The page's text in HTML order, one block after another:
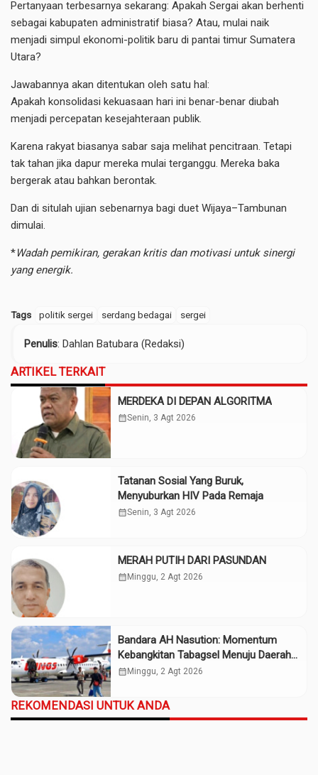
Pertanyaan terbesarnya sekarang: Apakah Sergai akan berhenti
sebagai kabupaten administratif biasa? Atau, mulai naik
menjadi simpul ekonomi-politik baru di pantai timur Sumatera
Utara?
Jawabannya akan ditentukan oleh satu hal:
Apakah konsolidasi kekuasaan hari ini benar-benar diubah
menjadi percepatan kesejahteraan publik.
Karena rakyat biasanya sabar saja melihat pencitraan. Tetapi
tak tahan jika dapur mereka mulai terganggu. Mereka baka
bergerak atau bahkan berontak.
Dan di situlah ujian sebenarnya bagi duet Wijaya–Tambunan
dimulai.
*Wadah pemikiran, gerakan kritis dan motivasi untuk sinergi
yang energik.
Tags politik sergei serdang bedagai sergei
Penulis: Dahlan Batubara (Redaksi)
ARTIKEL TERKAIT
MERDEKA DI DEPAN ALGORITMA
calendar_monthSenin, 3 Agt 2026
Tatanan Sosial Yang Buruk,
Menyuburkan HIV Pada Remaja
calendar_monthSenin, 3 Agt 2026
MERAH PUTIH DARI PASUNDAN
calendar_monthMinggu, 2 Agt 2026
Bandara AH Nasution: Momentum
Kebangkitan Tabagsel Menuju Daerah
Maju
calendar_monthMinggu, 2 Agt 2026
REKOMENDASI UNTUK ANDA